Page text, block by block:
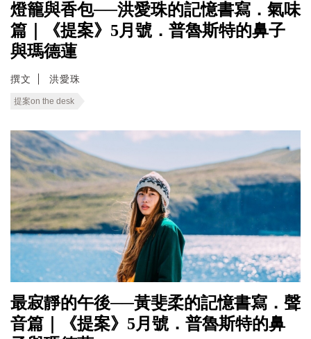
燈籠與香包──洪愛珠的記憶書寫．氣味
篇｜《提案》5月號．普魯斯特的鼻子
與瑪德蓮
撰文 洪愛珠
提案on the desk
最寂靜的午後──黃斐柔的記憶書寫．聲
音篇｜《提案》5月號．普魯斯特的鼻